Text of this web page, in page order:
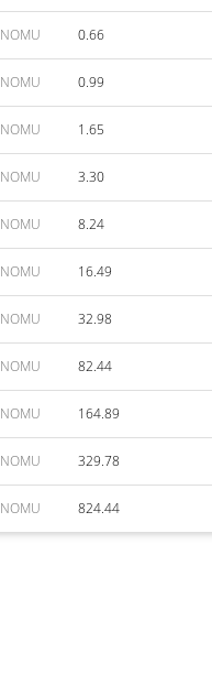
NOMU 0.66
NOMU 0.99
NOMU 1.65
NOMU 3.30
NOMU 8.24
NOMU 16.49
NOMU 32.98
NOMU 82.44
NOMU 164.89
NOMU 329.78
NOMU 824.44